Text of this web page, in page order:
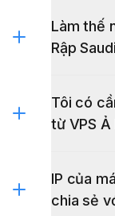
Làm thế
Rập
Tôi có
từ VPS Ả
IP của
chia sẻ